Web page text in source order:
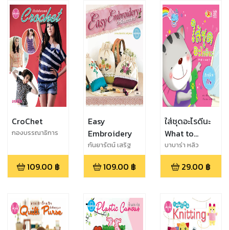
CroChet
กองบรรณาธิการ
109.00 ฿
Easy
Embroidery
กันยารัตน์ เสริฐ
สอน
109.00 ฿
ใส่ชุดอะไรดีนะ
What to
wear?
บาบาร่า หลิว
29.00 ฿